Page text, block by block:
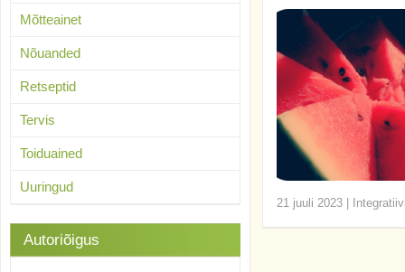
21 juuli 2023
Mõtteainet
Nõuanded
Retseptid
Tervis
Toiduained
Uuringud
Autoriõigus